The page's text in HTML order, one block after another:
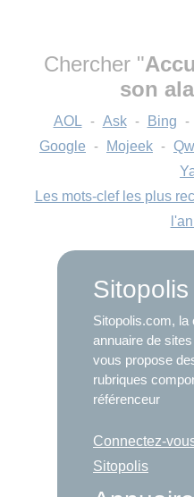
Chercher "
son
AOL - Ask - Bing -
Google - Mojeek -
Les mots-clef les plus
Sitopolis
Sitopolis.com,
annuaire de
vous propose
rubriques
référenceur
Connectez-
Sitopolis